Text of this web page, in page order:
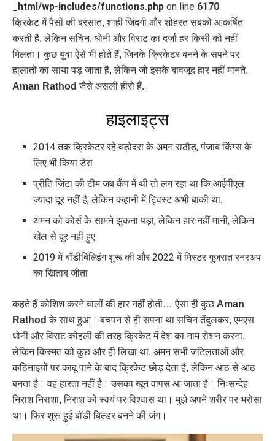
_html/wp-includes/functions.php on line 6170
क्रिकेट में पैसों की बरसात, शाही जिंदगी और शोहरत सबको आकर्षित
करती है, लेकिन सचिन, धोनी और विराट का दर्जा हर किसी को नहीं
मिलता। कुछ युवा ऐसे भी होते हैं, जिनके क्रिकेटर बनने के सपने पर
हालातों का साया पड़ जाता है, लेकिन जो इसके बावजूद हार नहीं मानते,
Aman Rathodजैसे असली हीरो हैं.
हाइलाइट्स
2014 तक क्रिकेटर रहे वड़ोदरा के अमन राठौड़, पंजाब किंग्स के
लिए भी किया डेरा
प्रीति जिंटा की टीम जब कैंप में थी तो लग रहा था कि आईपीएल
ज्यादा दूर नहीं है, लेकिन कहानी में ट्विस्ट अभी बाकी था.
अमन को कोर्स के सामने झुकना पड़ा, लेकिन हार नहीं मानी, लेकिन
खेल से दूर नहीं हुए
2019 में बॉडीबिल्डिंग शुरू की और 2022 में मिस्टर गुजरात रनरअप
का खिताब जीता
कहते हैं कोशिश करने वालों की हार नहीं होती… ऐसा ही कुछ Aman
Rathod के साथ हुआ। बचपन से ही सपना था सचिन तेंदुलकर, एमएस
धोनी और विराट कोहली की तरह क्रिकेट में देश का नाम रोशन करना,
लेकिन किस्मत को कुछ और ही लिखा था. अमन सभी जटिलताओं और
कठिनाइयों पर काबू पाने के बाद क्रिकेट छोड़ देता है, लेकिन आठ से आठ
बनता है। वह हारता नहीं है। उसका खून वापस आ जाता है। निःसन्देह
निराश निराशा, निराश को स्वयं पर विश्वास था। मुझे अपने शरीर पर भरोसा
था। फिर शुरू हुई बॉडी बिल्डर बनने की जंग।